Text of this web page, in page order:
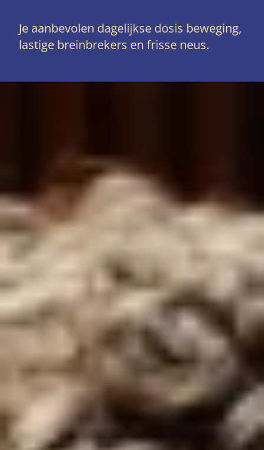
Je aanbevolen dagelijkse dosis beweging,
lastige breinbrekers en frisse neus.